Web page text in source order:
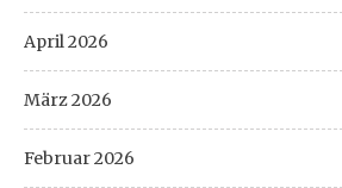
April 2026
März 2026
Februar 2026